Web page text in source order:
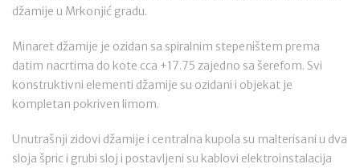
džamije u Mrkonjić gradu.
Minaret džamije je ozidan sa spiralnim stepeništem prema
datim nacrtima do kote cca +17.75 zajedno sa šerefom. Svi
konstruktivni elementi džamije su ozidani i objekat je
kompletan pokriven limom.
Unutrašnji zidovi džamije i centralna kupola su malterisani u dva
sloja špric i grubi sloj i postavljeni su kablovi elektroinstalacija